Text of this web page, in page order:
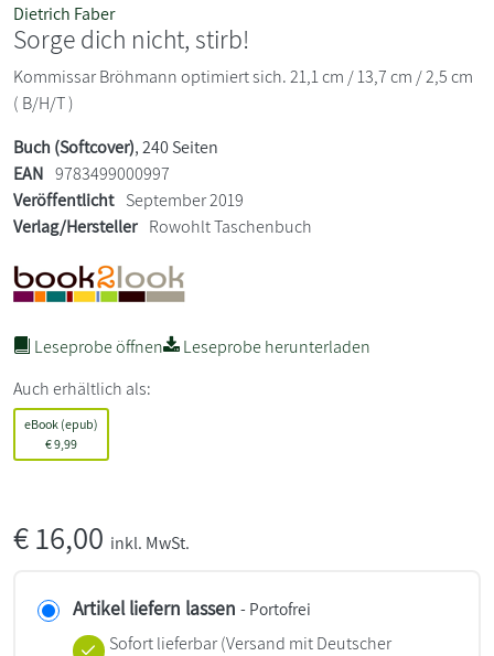
Dietrich Faber
Sorge dich nicht, stirb!
Kommissar Bröhmann optimiert sich. 21,1 cm / 13,7 cm / 2,5 cm
( B/H/T )
Buch (Softcover), 240 Seiten
EAN 9783499000997
Veröffentlicht September 2019
Verlag/Hersteller Rowohlt Taschenbuch
Leseprobe öffnen
Leseprobe herunterladen
Auch erhältlich als:
eBook (epub)
€9,99
€16,00 inkl. MwSt.
Artikel liefern lassen - Portofrei
Sofort lieferbar(Versand mit Deutscher